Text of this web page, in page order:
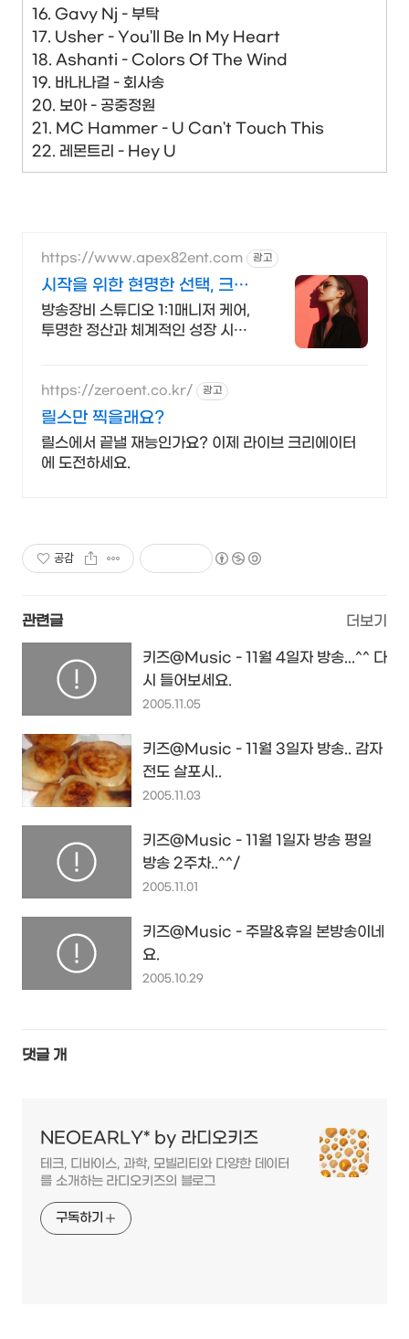
16. Gavy Nj - 부탁
17. Usher - You'll Be In My Heart
18. Ashanti - Colors Of The Wind
19. 바나나걸 - 회사송
20. 보아 - 공중정원
21. MC Hammer - U Can't Touch This
22. 레몬트리 - Hey U
https://www.apex82ent.com 광고
시작을 위한 현명한 선택, 크리
에이터, BJ 상시 모집
방송장비 스튜디오 1:1매니저 케어,
투명한 정산과 체계적인 성장 시스
https://zeroent.co.kr/ 광고
릴스만 찍을래요?
릴스에서 끝낼 재능인가요? 이제 라이브 크리에이터
에 도전하세요.
공감
관련글 더보기
키즈@Music - 11월 4일자 방송...^^ 다
시 들어보세요.
2005.11.05
키즈@Music - 11월 3일자 방송.. 감자
전도 살포시..
2005.11.03
키즈@Music - 11월 1일자 방송 평일
방송 2주차..^^/
2005.11.01
키즈@Music - 주말&휴일 본방송이네
요.
2005.10.29
댓글 개
NEOEARLY* by 라디오키즈
테크, 디바이스, 과학, 모빌리티와 다양한 데이터
를 소개하는 라디오키즈의 블로그
구독하기